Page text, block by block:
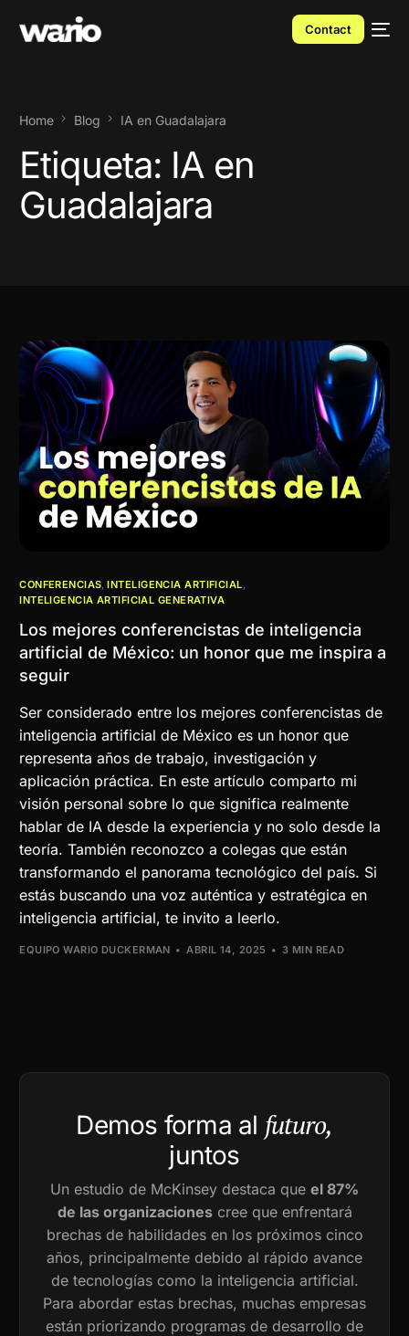
Contact
Home Blog IA en Guadalajara
Etiqueta: IA en
Guadalajara
CONFERENCIAS,INTELIGENCIA ARTIFICIAL,
INTELIGENCIA ARTIFICIAL GENERATIVA
Los mejores conferencistas de inteligencia
artificial de México: un honor que me inspira a
seguir
Ser considerado entre los mejores conferencistas de
inteligencia artificial de México es un honor que
representa años de trabajo, investigación y
aplicación práctica. En este artículo comparto mi
visión personal sobre lo que significa realmente
hablar de IA desde la experiencia y no solo desde la
teoría. También reconozco a colegas que están
transformando el panorama tecnológico del país. Si
estás buscando una voz auténtica y estratégica en
inteligencia artificial, te invito a leerlo.
EQUIPO WARIO DUCKERMAN ABRIL 14, 2025 3 MIN READ
Demos forma al futuro,
juntos
Un estudio de McKinsey destaca que el 87%
de las organizacionescree que enfrentará
brechas de habilidades en los próximos cinco
años, principalmente debido al rápido avance
de tecnologías como la inteligencia artificial.
Para abordar estas brechas, muchas empresas
están priorizando programas de desarrollo de